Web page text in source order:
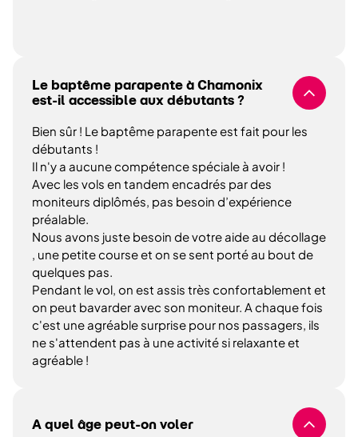
Le baptême parapente à Chamonix
est-il accessible aux débutants ?
Bien sûr ! Le baptême parapente est fait pour les
débutants !
Il n'y a aucune compétence spéciale à avoir !
Avec les vols en tandem encadrés par des
moniteurs diplômés, pas besoin d’expérience
préalable.
Nous avons juste besoin de votre aide au décollage
, une petite course et on se sent porté au bout de
quelques pas.
Pendant le vol, on est assis très confortablement et
on peut bavarder avec son moniteur. A chaque fois
c'est une agréable surprise pour nos passagers, ils
ne s'attendent pas à une activité si relaxante et
agréable !
A quel âge peut-on voler